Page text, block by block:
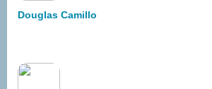
Douglas Camillo